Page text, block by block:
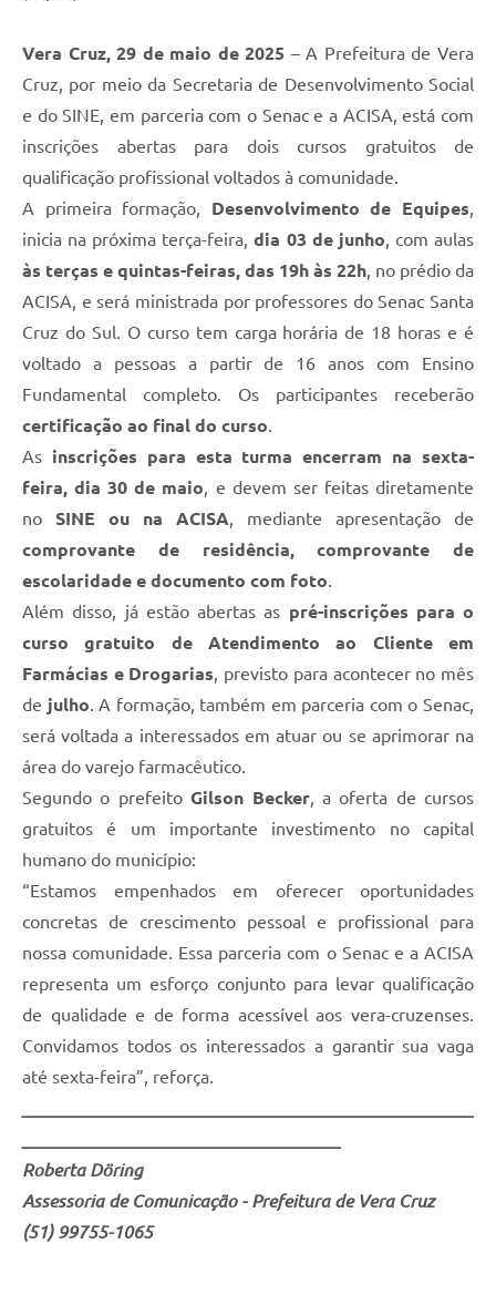
Vera Cruz, 29 de maio de 2025 – A Prefeitura de Vera
Cruz, por meio da Secretaria de Desenvolvimento Social
e do SINE, em parceria com o Senac e a ACISA, está com
inscrições abertas para dois cursos gratuitos de
qualificação profissional voltados à comunidade.
A primeira formação, Desenvolvimento de Equipes,
inicia na próxima terça-feira,dia 03 de junho, com aulas
às terças e quintas-feiras, das 19h às 22h, no prédio da
ACISA, e será ministrada por professores do Senac Santa
Cruz do Sul. O curso tem carga horária de 18 horas e é
voltado a pessoas a partir de 16 anos com Ensino
Fundamental completo. Os participantes receberão
certificação ao final do curso.
As inscrições para esta turma encerram na sexta-
feira, dia 30 de maio, e devem ser feitas diretamente
no SINE ou na ACISA, mediante apresentação de
comprovante de residência, comprovante de
escolaridade e documento com foto.
Além disso, já estão abertas as pré-inscrições para o
curso gratuito de Atendimento ao Cliente em
Farmácias e Drogarias, previsto para acontecer no mês
de julho. A formação, também em parceria com o Senac,
será voltada a interessados em atuar ou se aprimorar na
área do varejo farmacêutico.
Segundo o prefeitoGilson Becker, a oferta de cursos
gratuitos é um importante investimento no capital
humano do município:
“Estamos empenhados em oferecer oportunidades
concretas de crescimento pessoal e profissional para
nossa comunidade. Essa parceria com o Senac e a ACISA
representa um esforço conjunto para levar qualificação
de qualidade e de forma acessível aos vera-cruzenses.
Convidamos todos os interessados a garantir sua vaga
até sexta-feira”, reforça.
Roberta Döring
Assessoria de Comunicação - Prefeitura de Vera Cruz
(51) 99755-1065